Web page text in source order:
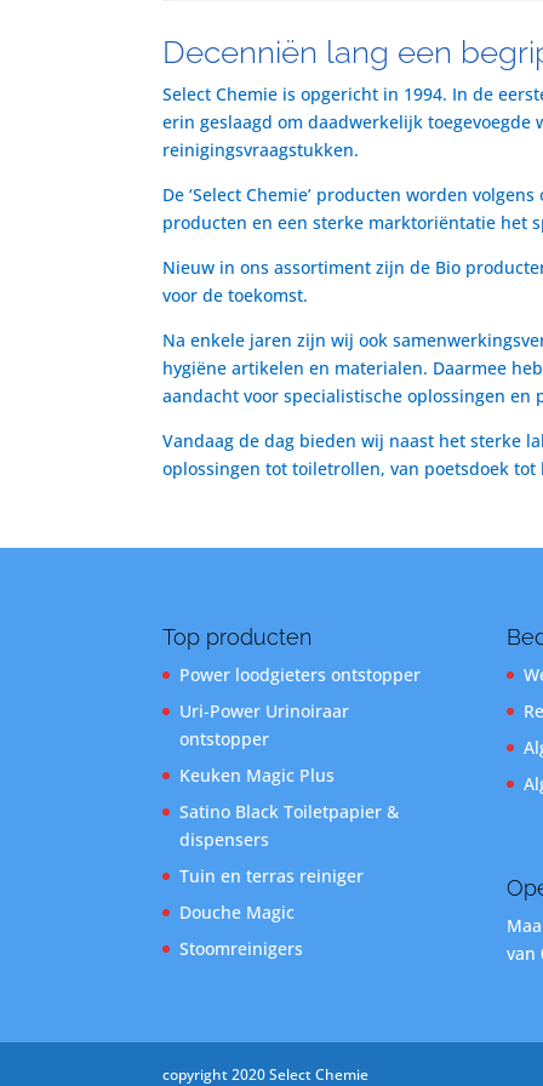
Decenniën lang een
Select Chemie is opgericht in 1994. In de
erin geslaagd om daadwerkelijk
reinigingsvraagstukken.
De ‘Select Chemie’ producten worden
producten en een sterke marktoriëntatie het
Nieuw in ons assortiment zijn de Bio
voor de toekomst.
Na enkele jaren zijn wij ook
hygiëne artikelen en materialen. Daarmee
aandacht voor specialistische oplossingen en
Vandaag de dag bieden wij naast het sterke
oplossingen tot toiletrollen, van poetsdoek
Top producten
Power loodgieters ontstopper
Uri-Power Urinoiraar
ontstopper
Keuken Magic Plus
Satino Black Toiletpapier &
dispensers
Tuin en terras reiniger
Douche Magic
Stoomreinigers
van
copyright 2020 Select Chemie